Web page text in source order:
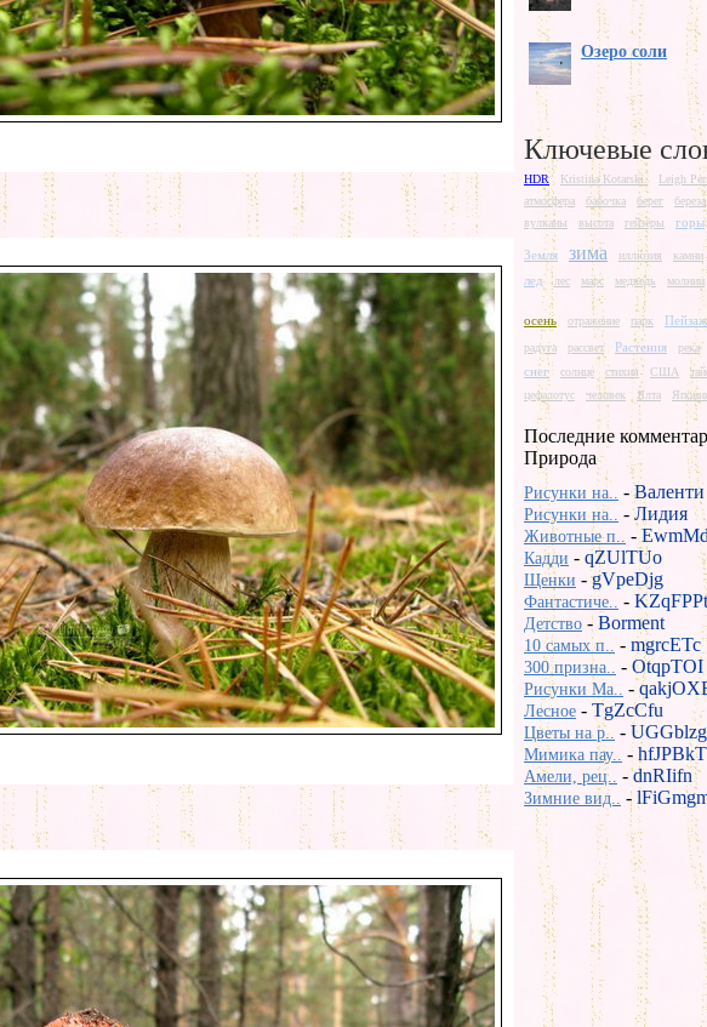
Озеро соли
Ключевые
HDR Kristina Kotarski.
Leigh
атмосфера
бабочка берег
береза
вулканы
высота гейзеры горы
Земля зима иллюзия камни
лед лес марс медведь молнии
осень отражение парк Пейзаж
радуга рассвет Растения река
снег солнце стихия США
цефалотус
человек Ялта
Последние
Природа
Рисунки на.. -Валенти
Рисунки на.. -Лидия
Животные п.. -
Кадди - qZUlTUo
Щенки -gVpeDjg
Фантастиче.. - KZqFPPt
Детство - Borment
10 самых п.. - mgrcETc
300 призна.. - OtqpTOI
Рисунки Ma.. -
Лесное - TgZcCfu
Цветы на р.. - UGGblzg
Мимика пау.. - hfJPBkT
Амели, рец.. -dnRIifn
Зимние вид.. -